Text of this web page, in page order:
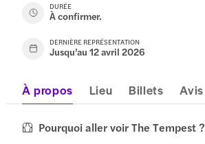
DURÉE
À confirmer.
DERNIÈRE REPRÉSENTATION
Jusqu’au 12 avril 2026
À propos Lieu Billets Avis
Pourquoi aller voir The Tempest ?